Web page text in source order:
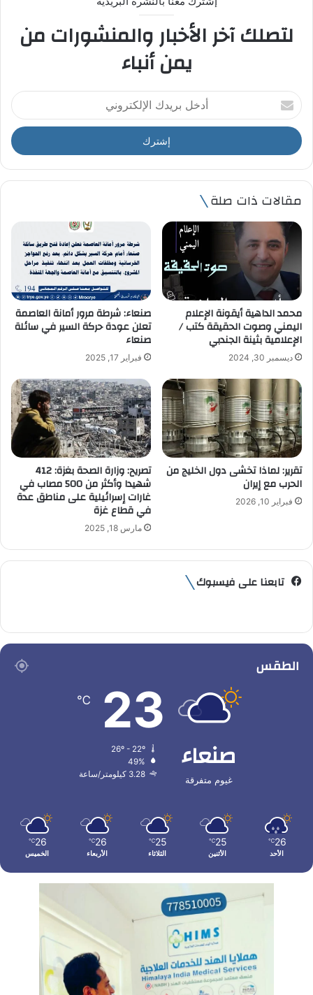
لتصلك آخر الأخبار والمنشورات من
يمن أنباء
أ
د
خ
ل
ر
د
ا
ل
ك
ر
و
ي
مقالات ذات صلة
محمد الداهية أيقونة الإعلام
اليمني وصوت الحقيقة كتب /
الإعلامية بثينة الجندبي
ديسمبر 30, 2024
صنعاء: شرطة مرور أمانة العاصمة
تعلن عودة حركة السير في سائلة
صنعاء
فبراير 17, 2025
تقرير: لماذا تخشى دول الخليج من
الحرب مع إيران
فبراير 10, 2026
تصريح: وزارة الصحة بغزة: 412
شهيدا وأكثر من 500 مصاب في
غارات إسرائيلية على مناطق عدة
في قطاع غزة
مارس 18, 2025
تابعنا على فيسبوك
الطقس
صنعاء
غيوم متفرقة
23
℃
49%
3.28 كيلومتر/ساعة
26
℃
الأحد
25
℃
الأثنين
25
℃
الثلاثاء
26
℃
الأربعاء
26
℃
الخميس